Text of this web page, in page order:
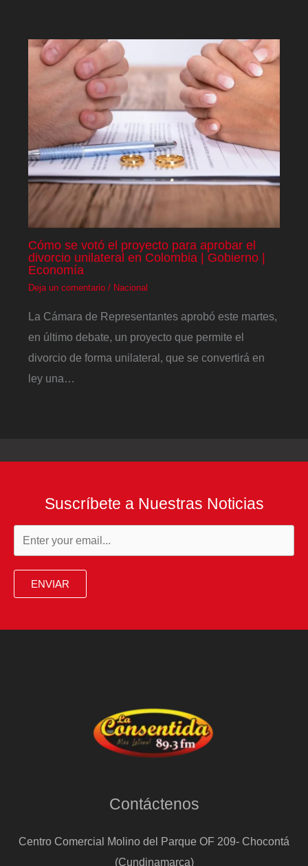
Cómo se votó el proyecto para aprobar el
divorcio unilateral en Colombia | Gobierno |
Economía
Deja un comentario / Nacional
La Cámara de Representantes aprobó este martes,
en último debate, un proyecto que permite el
divorcio de forma unilateral, que se convertirá en
ley una…
Suscríbete a Nuestras Noticias
ENVIAR
Contáctenos
Centro Comercial Molino del Parque OF 209- Chocontá
(Cundinamarca)